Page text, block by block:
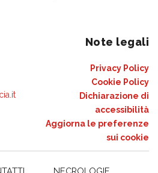
Note legali
Privacy Policy
Cookie Policy
Dichiarazione di
accessibilità
Aggiorna le preferenze
sui cookie
NECROLOGIE